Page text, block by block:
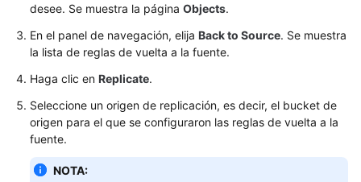
desee. Se muestra la página Objects.
En el panel de navegación, elija Back to Source. Se muestra
la lista de reglas de vuelta a la fuente.
Haga clic en Replicate.
Seleccione un origen de replicación, es decir, el bucket de
origen para el que se configuraron las reglas de vuelta a la
fuente.
NOTA: